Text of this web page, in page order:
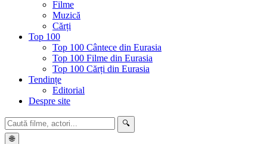
Filme
Muzică
Cărți
Top 100
Top 100 Cântece din Eurasia
Top 100 Filme din Eurasia
Top 100 Cărți din Eurasia
Tendințe
Editorial
Despre site
🔍
🌐